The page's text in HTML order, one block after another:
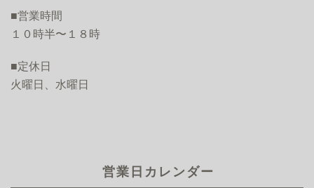
■営業時間
１０時半〜１８時
■定休日
火曜日、水曜日
営業日カレンダー